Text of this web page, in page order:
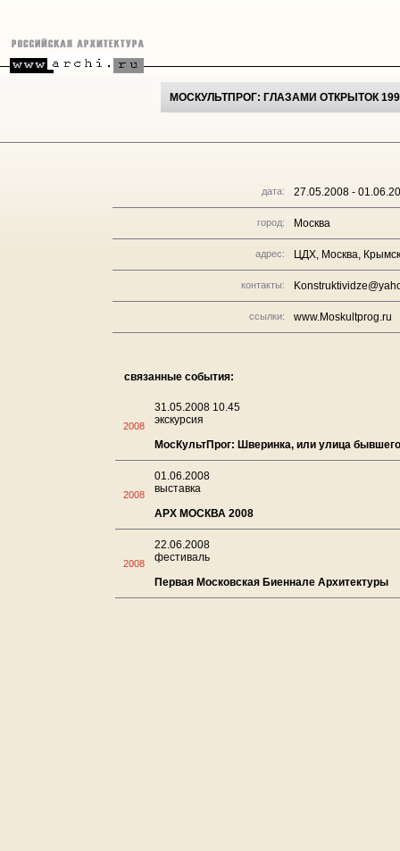
МОСКУЛЬТПРОГ: ГЛАЗАМИ ОТКРЫТОК
дата: 27.05.2008 -
город: Москва
адрес: ЦДХ, Москва,
контакты:
ссылки: www.Moskultprog.ru
связанные события:
2008
31.05.2008 10.45
экскурсия
МосКультПрог: Шверинка, или улица
2008
01.06.2008
выставка
АРХ МОСКВА 2008
2008
22.06.2008
фестиваль
Первая Московская Биеннале Архитектуры